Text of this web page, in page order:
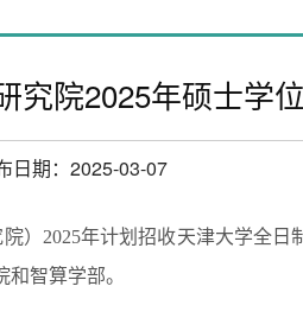
究院2025年硕士学
日期：2025-03-07
）2025年计划招收天津大学全日
智算学部。